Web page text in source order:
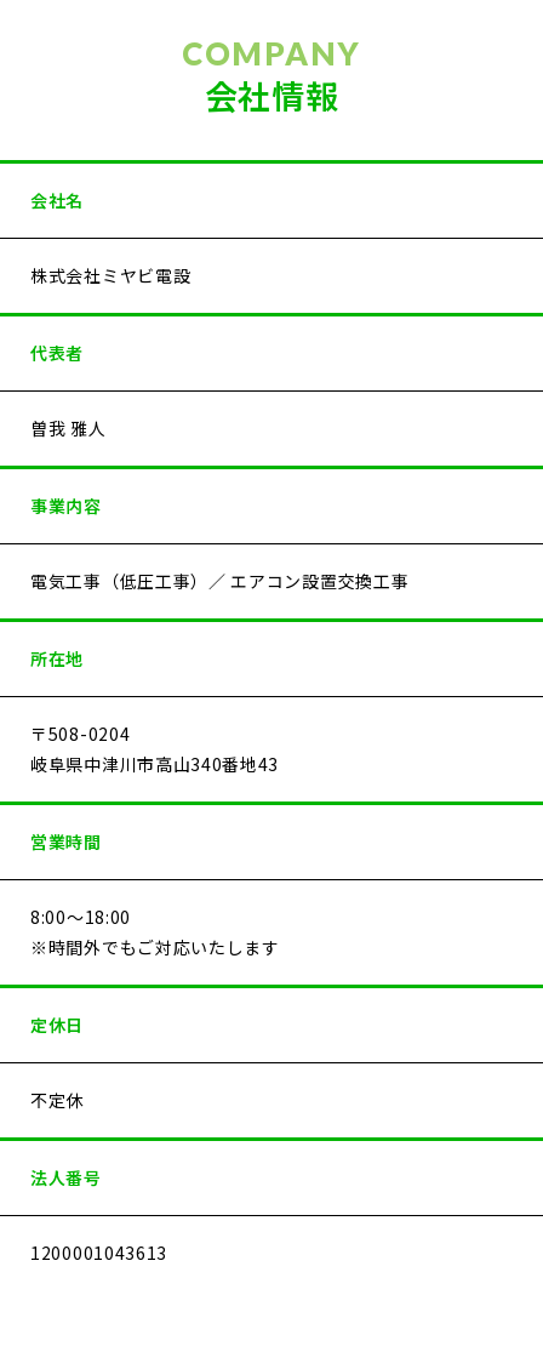
COMPANY
会社情報
会社名
株式会社ミヤビ電設
代表者
曽我 雅人
事業内容
電気工事（低圧工事）／ エアコン設置交換工事
所在地
〒508-0204
岐阜県中津川市高山340番地43
営業時間
8:00～18:00
※時間外でもご対応いたします
定休日
不定休
法人番号
1200001043613